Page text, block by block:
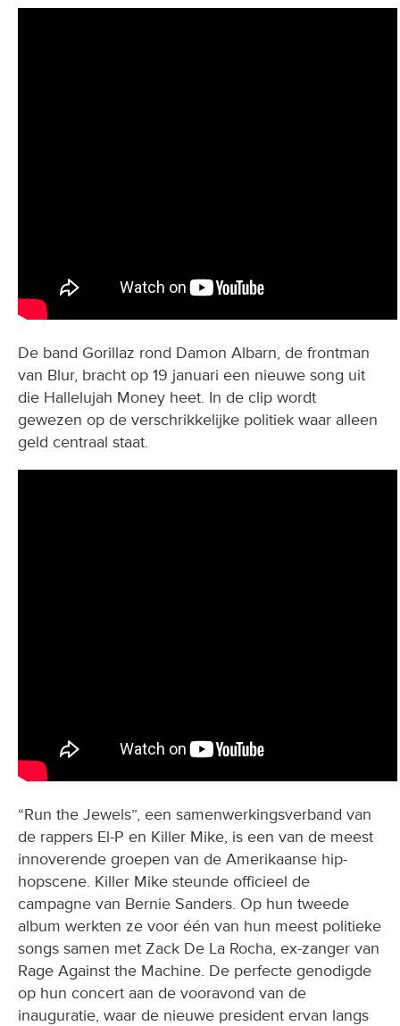
De band Gorillaz rond Damon Albarn, de frontman
van Blur, bracht op 19 januari een nieuwe song uit
die Hallelujah Money heet. In de clip wordt
gewezen op de verschrikkelijke politiek waar alleen
geld centraal staat.
“Run the Jewels”, een samenwerkingsverband van
de rappers El-P en Killer Mike, is een van de meest
innoverende groepen van de Amerikaanse hip-
hopscene. Killer Mike steunde officieel de
campagne van Bernie Sanders. Op hun tweede
album werkten ze voor één van hun meest politieke
songs samen met Zack De La Rocha, ex-zanger van
Rage Against the Machine. De perfecte genodigde
op hun concert aan de vooravond van de
inauguratie, waar de nieuwe president ervan langs